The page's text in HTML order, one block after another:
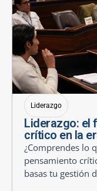
Liderazgo
Liderazgo: el
crítico en la
¿Comprendes lo
pensamiento
basas tu gestión